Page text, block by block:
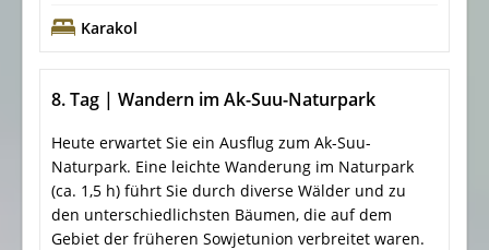
Karakol
8. Tag | Wandern im Ak-Suu-Naturpark
Heute erwartet Sie ein Ausflug zum Ak-Suu-
Naturpark. Eine leichte Wanderung im Naturpark
(ca. 1,5 h) führt Sie durch diverse Wälder und zu
den unterschiedlichsten Bäumen, die auf dem
Gebiet der früheren Sowjetunion verbreitet waren.